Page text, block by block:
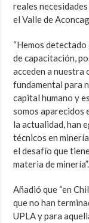
reales
el Valle de
“Hemos detectado
de capacitación,
acceden a nuestra
fundamental para
capital humano y
somos aparecidos
la actualidad, han
técnicos en
el desafío que
materia de minería”.
Añadió que “en
que no han
UPLA y para